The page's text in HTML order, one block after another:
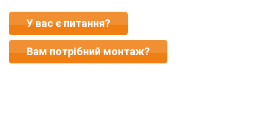
У вас є питання?
Вам потрібний монтаж?